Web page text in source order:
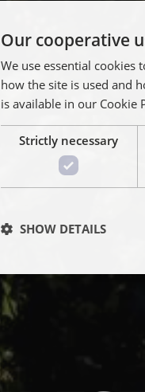
Our cooperative
We use essential
how the site is used and
is available in our Cookie
Strictly necessary
SHOW DETAILS